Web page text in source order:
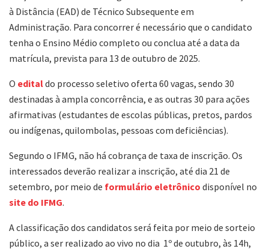
à Distância (EAD) de Técnico Subsequente em
Administração. Para concorrer é necessário que o candidato
tenha o Ensino Médio completo ou conclua até a data da
matrícula, prevista para 13 de outubro de 2025.
O editaldo processo seletivo oferta 60 vagas, sendo 30
destinadas à ampla concorrência, e as outras 30 para ações
afirmativas (estudantes de escolas públicas, pretos, pardos
ou indígenas, quilombolas, pessoas com deficiências).
Segundo o IFMG, não há cobrança de taxa de inscrição. Os
interessados deverão realizar a inscrição, até dia 21 de
setembro, por meio de formulário eletrônico disponível no
site do IFMG.
A classificação dos candidatos será feita por meio de sorteio
público, a ser realizado ao vivo no dia 1º de outubro, às 14h,